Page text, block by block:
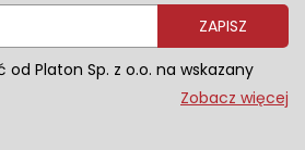
ZAPISZ
Platon Sp. z o.o. na wskazany
e-mail informacje marketingowe
znajdziesz w naszej
Zobacz więcej